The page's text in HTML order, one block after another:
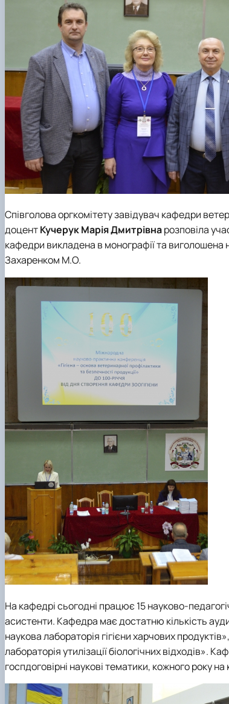
Співголова оргкомітету завідувач кафедри
доцентКучерук Марія Дмитрівнарозповіла
кафедри викладена в монографії та
Захаренком М.О.
На кафедрі сьогодні працює 15 науково-
асистенти. Кафедра має достатню кількість
наукова лабораторія гігієни харчових
лабораторія утилізації біологічних
госпдоговірні наукові тематики, кожного року